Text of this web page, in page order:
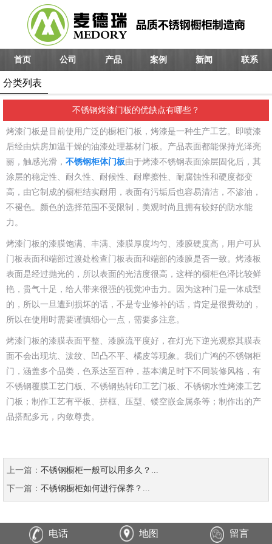
首页 公司 产品 案例 新闻 联系
分类列表
不锈钢烤漆门板的优缺点有哪些？
烤漆门板是目前使用广泛的橱柜门板，烤漆是一种生产工艺。即喷漆
后经由烘房加温干燥的油漆处理基材门板。产品表面都能保持光泽亮
丽，触感光滑， 不锈钢柜体门板由于烤漆不锈钢表面涂层固化后，其
涂层的稳定性、耐久性、耐候性、耐摩擦性、耐腐蚀性和硬度都变
高，由它制成的橱柜结实耐用，表面有污垢后也容易清洁，不渗油，
不褪色。颜色的选择范围不受限制，美观时尚且拥有较好的防水能
力。
烤漆门板的漆膜饱满、丰满、漆膜厚度均匀、漆膜硬度高，用户可从
门板表面和端部过渡处检查门板表面和端部的漆膜是否一致。烤漆板
表面是经过抛光的，所以表面的光洁度很高，这样的橱柜色泽比较鲜
艳，贵气十足，给人带来很强的视觉冲击力。因为这种门是一体成型
的，所以一旦遭到损坏的话，不是专业修补的话，肯定是很费劲的，
所以在使用时需要谨慎细心一点，需要多注意。
烤漆门板的漆膜表面平整、漆膜流平度好，在灯光下逆光观察其膜表
面不会出现坑、泼纹、凹凸不平、橘皮等现象。我们广鸿的不锈钢柜
门，涵盖多个品类，色系达至百种，基本满足时下不同装修风格，有
不锈钢覆膜工艺门板、不锈钢热转印工艺门板、不锈钢水性烤漆工艺
门板；制作工艺有平板、拼框、压型、镂空嵌金属条等；制作出的产
品搭配多元，内敛尊贵。
上一篇： 不锈钢橱柜一般可以用多久？...
下一篇： 不锈钢橱柜如何进行保养？...
电话 地图 留言